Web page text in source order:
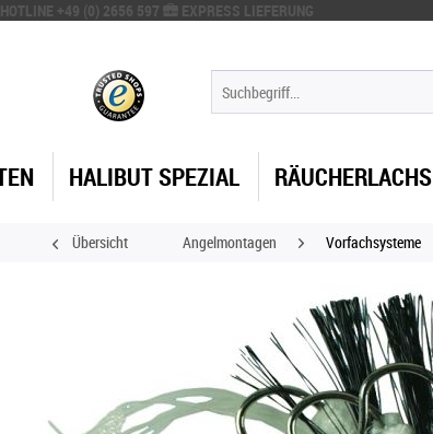
+49 (0) 2656 597
EXPRESS LIEFERUNG
HALIBUT SPEZIAL RÄUCHERLACHS
Übersicht Angelmontagen Vorfachsysteme